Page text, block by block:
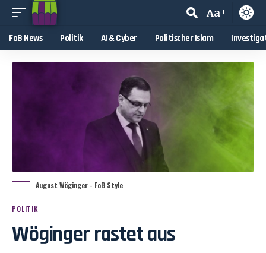
Aa
FoB News Politik AI & Cyber Politischer Islam
August Wöginger - FoB Style
POLITIK
Wöginger rastet aus